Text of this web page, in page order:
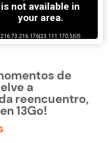
de
a
reencuentro,
13Go!